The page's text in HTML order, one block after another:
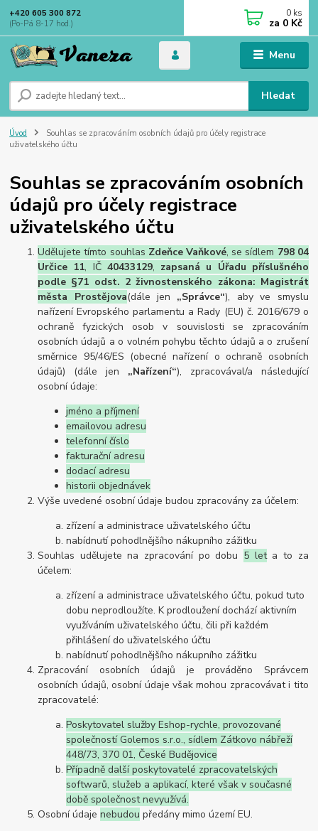
Menu
Hledat
+420 605 300 872
(Po-Pá 8-17 hod.)
0 ks
za 0 Kč
Úvod
Souhlas se zpracováním osobních údajů pro účely registrace
uživatelského účtu
Souhlas se zpracováním osobních
údajů pro účely registrace
uživatelského účtu
Udělujete tímto souhlas Zdeňce Vaňkové, se sídlem 798 04
Určice 11, IČ 40433129, zapsaná u Úřadu příslušného
podle §71 odst. 2 živnostenského zákona: Magistrát
města Prostějova(dále jen „Správce“), aby ve smyslu
nařízení Evropského parlamentu a Rady (EU) č. 2016/679 o
ochraně fyzických osob v souvislosti se zpracováním
osobních údajů a o volném pohybu těchto údajů a o zrušení
směrnice 95/46/ES (obecné nařízení o ochraně osobních
údajů) (dále jen „Nařízení“), zpracovával/a následující
osobní údaje:
jméno a příjmení
emailovou adresu
telefonní číslo
fakturační adresu
dodací adresu
historii objednávek
Výše uvedené osobní údaje budou zpracovány za účelem:
zřízení a administrace uživatelského účtu
nabídnutí pohodlnějšího nákupního zážitku
Souhlas udělujete na zpracování po dobu 5 leta to za
účelem:
zřízení a administrace uživatelského účtu, pokud tuto
dobu neprodloužíte. K prodloužení dochází aktivním
využíváním uživatelského účtu, čili při každém
přihlášení do uživatelského účtu
nabídnutí pohodlnějšího nákupního zážitku
Zpracování osobních údajů je prováděno Správcem
osobních údajů, osobní údaje však mohou zpracovávat i tito
zpracovatelé:
Poskytovatel služby Eshop-rychle, provozované
společností Golemos s.r.o., sídlem Zátkovo nábřeží
448/73, 370 01, České Budějovice
Případně další poskytovatelé zpracovatelských
softwarů, služeb a aplikací, které však v současné
době společnost nevyužívá.
Osobní údajenebudou předány mimo území EU.